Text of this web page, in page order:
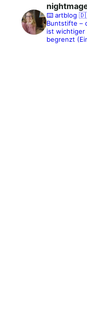
⌨️ artblog
Buntstifte –
ist wichtiger
begrenzt